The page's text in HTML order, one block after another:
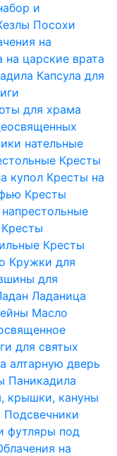
и
Посохи
на
на царские врата
Капсула для
для храма
нательные
Кресты
купол Кресты на
Кресты
Кресты
Кресты
Кружки для
для
Ладаница
Масло
для святых
алтарную дверь
Паникадила
крышки, кануны
Подсвечники
футляры под
на